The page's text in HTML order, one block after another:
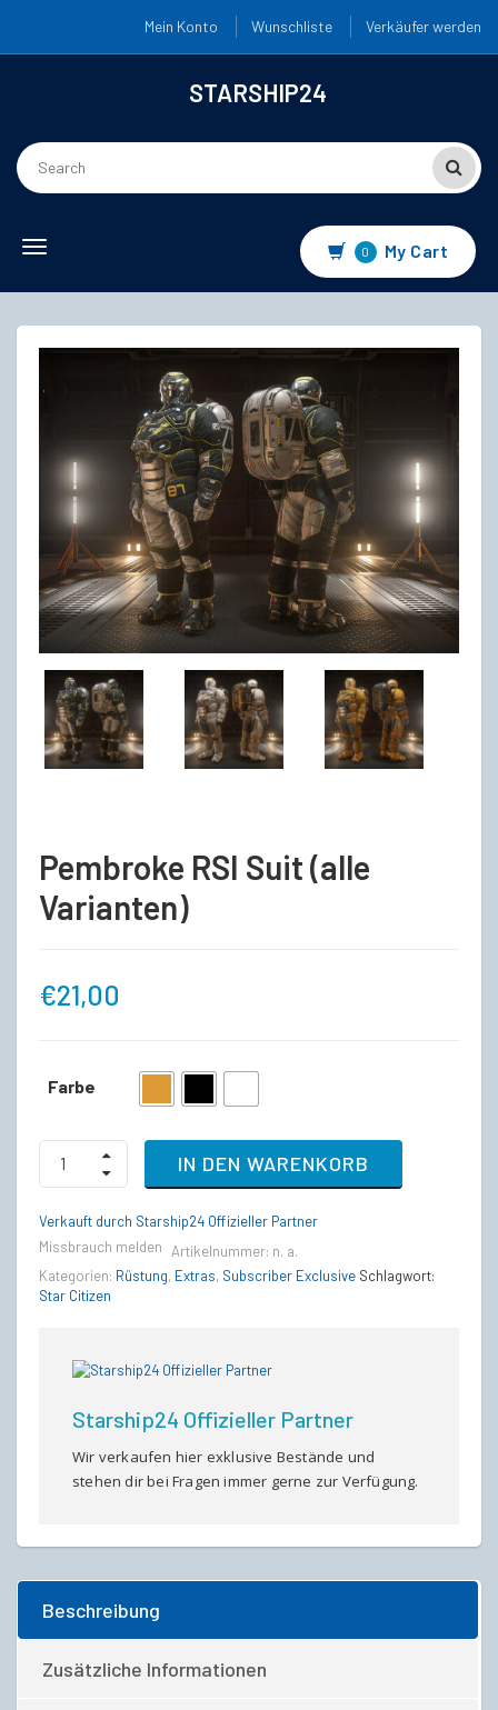
Mein Konto Wunschliste Verkäufer werden
STARSHIP24
Toggle
0 My Cart
Pembroke RSI Suit (alle
Varianten)
€21,00
Farbe
Pembroke
Suit
Varianten)
quantity
IN DEN WARENKORB
Verkauft durch Starship24 Offizieller Partner
Missbrauch melden
Artikelnummer: n. a.
Kategorien: Rüstung, Extras, Subscriber Exclusive Schlagwort:
Star Citizen
Starship24 Offizieller Partner
Wir verkaufen hier exklusive Bestände und
stehen dir bei Fragen immer gerne zur Verfügung.
Beschreibung
Zusätzliche Informationen